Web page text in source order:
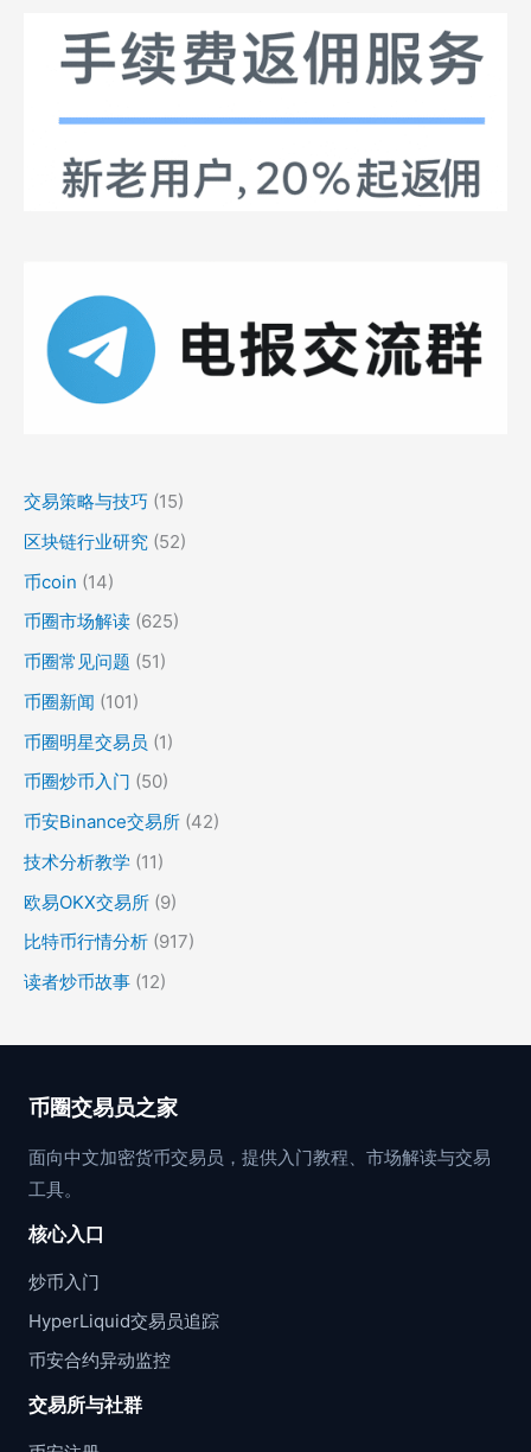
交易策略与技巧 (15)
区块链行业研究 (52)
币coin (14)
币圈市场解读 (625)
币圈常见问题 (51)
币圈新闻 (101)
币圈明星交易员 (1)
币圈炒币入门 (50)
币安Binance交易所 (42)
技术分析教学 (11)
欧易OKX交易所 (9)
比特币行情分析 (917)
读者炒币故事 (12)
币圈交易员之家
面向中文加密货币交易员，提供入门教程、市场解读与交易
工具。
核心入口
炒币入门
HyperLiquid交易员追踪
币安合约异动监控
交易所与社群